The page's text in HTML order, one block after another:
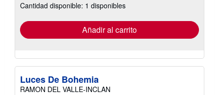
las
tarifas
envío
Cantidad disponible: 1 disponibles
Añadir al carrito
Luces De Bohemia
RAMON DEL VALLE-INCLAN